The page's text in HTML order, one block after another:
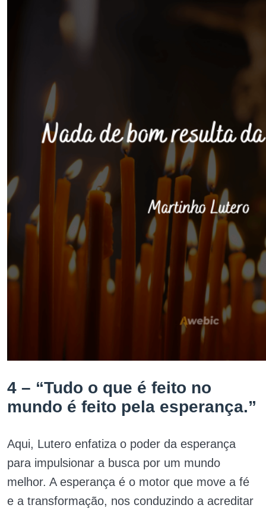
4 – “Tudo o que é feito no
mundo é feito pela esperança.”
Aqui, Lutero enfatiza o poder da esperança
para impulsionar a busca por um mundo
melhor. A esperança é o motor que move a fé
e a transformação, nos conduzindo a acreditar